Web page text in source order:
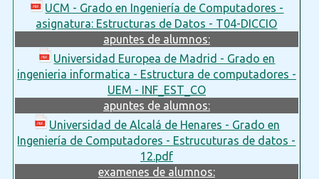
UCM - Grado en Ingeniería de Computadores -
asignatura: Estructuras de Datos - T04-DICCIO
apuntes de alumnos:
Universidad Europea de Madrid - Grado en
ingenieria informatica - Estructura de computadores -
UEM - INF_EST_CO
apuntes de alumnos:
Universidad de Alcalá de Henares - Grado en
Ingeniería de Computadores - Estrucuturas de datos -
12.pdf
examenes de alumnos: